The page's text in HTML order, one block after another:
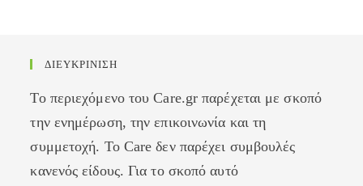
ΔΙΕΥΚΡΙΝΙΣΗ
Το περιεχόμενο του Care.gr παρέχεται με σκοπό
την ενημέρωση, την επικοινωνία και τη
συμμετοχή. Το Care δεν παρέχει συμβουλές
κανενός είδους. Για το σκοπό αυτό